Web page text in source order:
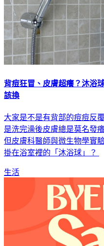
背痘狂冒、皮膚超癢？沐浴
該換
大家是不是有背部的痘痘反
是洗完澡後皮膚總是莫名發
但皮膚科醫師與微生物學實
掛在浴室裡的「沐浴球」？
生活